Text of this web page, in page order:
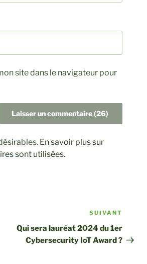
site dans le navigateur pour
En savoir plus sur
sont utilisées.
suivant
SUIVANT
Qui sera lauréat 2024 du 1er
Cybersecurity IoT Award ?